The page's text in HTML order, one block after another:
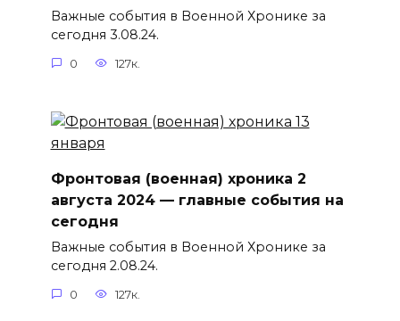
Важные события в Военной Хронике за
сегодня 3.08.24.
0 127к.
Фронтовая (военная) хроника 2
августа 2024 — главные события на
сегодня
Важные события в Военной Хронике за
сегодня 2.08.24.
0 127к.